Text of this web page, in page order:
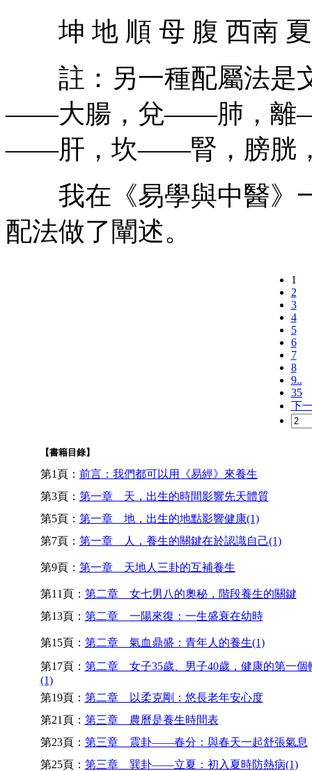
坤 地 順 母 腹 西南 夏
註：另一種配屬法是
——大腸，兌——肺，離
——肝，坎——腎，膀胱
我在《易學與中醫》
配法做了闡述。
1
2
3
4
5
6
7
8
9..
35
下
【書籍目錄】
第1頁： 前言：我們都可以用《易經》來養生
第3頁： 第一章 天，出生的時間影響先天體質
第5頁： 第一章 地，出生的地點影響健康(1)
第7頁： 第一章 人，養生的關鍵在於認識自己(1)
第9頁： 第一章 天地人三卦的互補養生
第11頁： 第二章 女七男八的奧秘，階段養生的關鍵
第13頁： 第二章 一陽來復：一生盛衰在幼時
第15頁： 第二章 氣血鼎盛：青年人的養生(1)
第17頁： 第二章 女子35歲、男子40歲，健康的第一個
(1)
第19頁： 第二章 以柔克剛：悠長老年安心度
第21頁： 第三章 農曆是養生時間表
第23頁： 第三章 震卦——春分：與春天一起舒張氣息
第25頁： 第三章 巽卦——立夏：初入夏時防熱病(1)